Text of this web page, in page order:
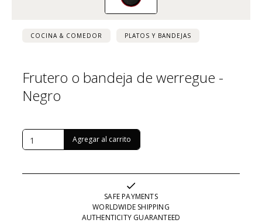
COCINA & COMEDOR PLATOS Y BANDEJAS
Frutero o bandeja de werregue -
Negro
SAFE PAYMENTS
WORLDWIDE SHIPPING
AUTHENTICITY GUARANTEED